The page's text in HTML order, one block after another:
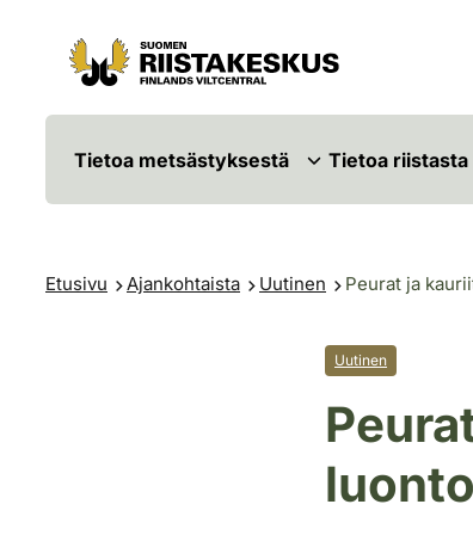
Siirry sisältöön
Siirry sivustokarttaan
Tietoa metsästyksestä Tietoa riistasta
Etusivu Ajankohtaista Uutinen Peurat ja
Uutinen